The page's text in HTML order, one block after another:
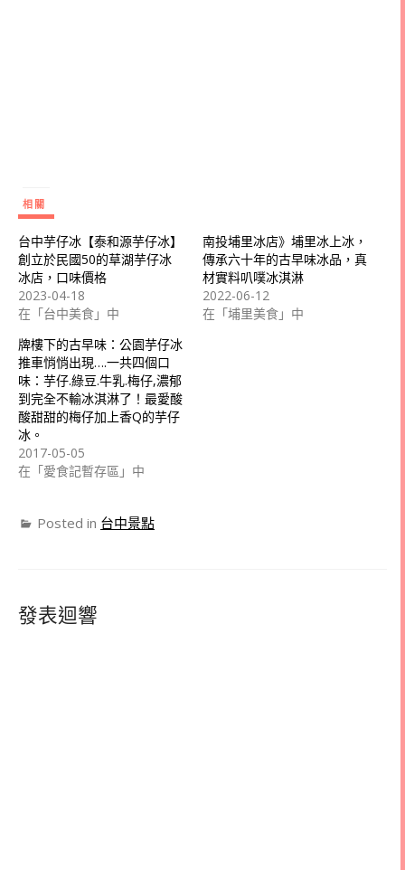
相關
台中芋仔冰【泰和源芋仔冰】
創立於民國50的草湖芋仔冰
冰店，口味價格
2023-04-18
在「台中美食」中
南投埔里冰店》埔里冰上冰，
傳承六十年的古早味冰品，真
材實料叭噗冰淇淋
2022-06-12
在「埔里美食」中
牌樓下的古早味：公園芋仔冰
推車悄悄出現….一共四個口
味：芋仔.綠豆.牛乳.梅仔,濃郁
到完全不輸冰淇淋了！最愛酸
酸甜甜的梅仔加上香Q的芋仔
冰。
2017-05-05
在「愛食記暫存區」中
Posted in 台中景點
發表迴響